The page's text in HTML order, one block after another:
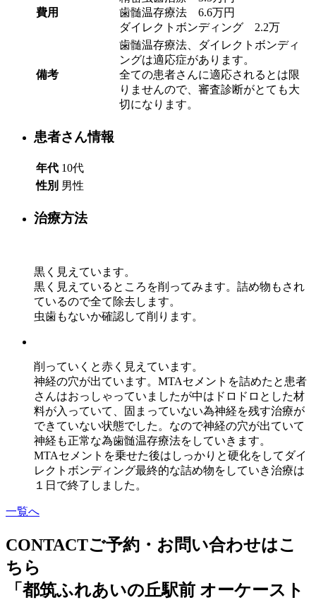
費用
歯髄温存療法 6.6万円
ダイレクトボンディング 2.2万
備考
歯髄温存療法、ダイレクトボンディ
ングは適応症があります。
全ての患者さんに適応されるとは限
りませんので、審査診断がとても大
切になります。
患者さん情報
年代 10代
性別 男性
治療方法
黒く見えています。
黒く見えているところを削ってみます。詰め物もされ
ているので全て除去します。
虫歯もないか確認して削ります。
削っていくと赤く見えています。
神経の穴が出ています。MTAセメントを詰めたと患者
さんはおっしゃっていましたが中はドロドロとした材
料が入っていて、固まっていない為神経を残す治療が
できていない状態でした。なので神経の穴が出ていて
神経も正常な為歯髄温存療法をしていきます。
MTAセメントを乗せた後はしっかりと硬化をしてダイ
レクトボンディング最終的な詰め物をしていき治療は
１日で終了しました。
一覧へ
CONTACTご予約・お問い合わせはこ
ちら
「都筑ふれあいの丘駅前 オーケースト